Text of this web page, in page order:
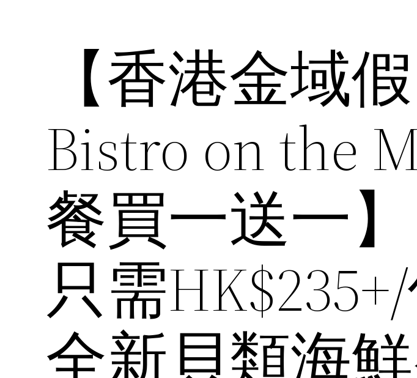
【香港金域
Bistro on the
餐買一送一
只需
全新貝類海